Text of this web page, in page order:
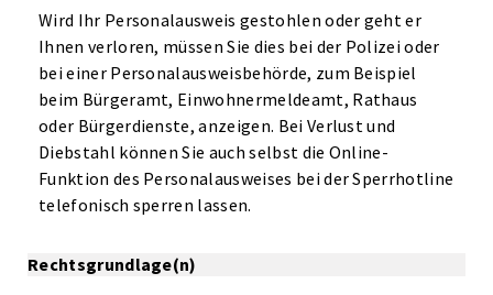
Wird Ihr Personalausweis gestohlen oder geht er
Ihnen verloren, müssen Sie dies bei der Polizei oder
bei einer Personalausweisbehörde, zum Beispiel
beim Bürgeramt, Einwohnermeldeamt, Rathaus
oder Bürgerdienste, anzeigen. Bei Verlust und
Diebstahl können Sie auch selbst die Online-
Funktion des Personalausweises bei der Sperrhotline
telefonisch sperren lassen.
Rechtsgrundlage(n)